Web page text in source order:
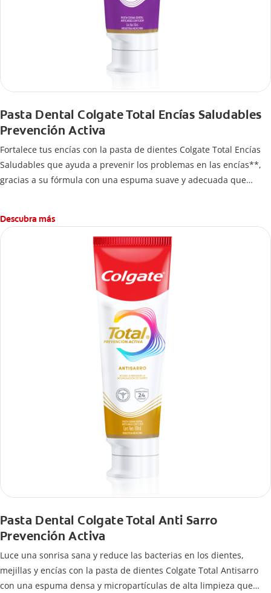
Pasta Dental Colgate Total Encías Saludables
Prevención Activa
Fortalece tus encías con la pasta de dientes Colgate Total Encías
Saludables que ayuda a prevenir los problemas en las encías**,
gracias a su fórmula con una espuma suave y adecuada que
Descubra más
Pasta Dental Colgate Total Anti Sarro
Prevención Activa
Luce una sonrisa sana y reduce las bacterias en los dientes,
mejillas y encías con la pasta de dientes Colgate Total Antisarro
con una espuma densa y micropartículas de alta limpieza que